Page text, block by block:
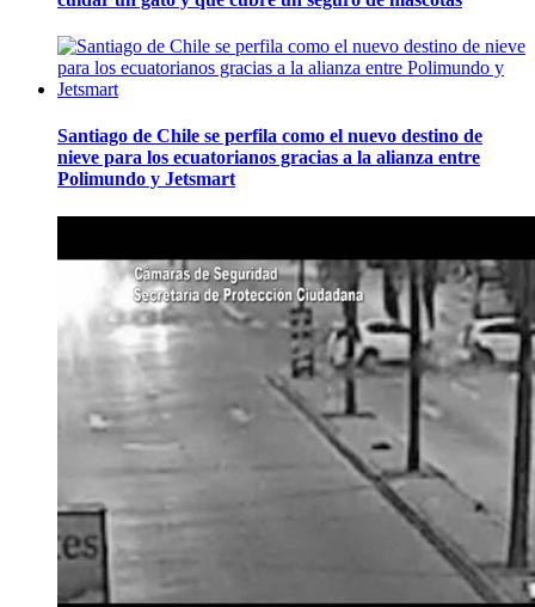
Santiago de Chile se perfila como el nuevo destino de
nieve para los ecuatorianos gracias a la alianza entre
Polimundo y Jetsmart